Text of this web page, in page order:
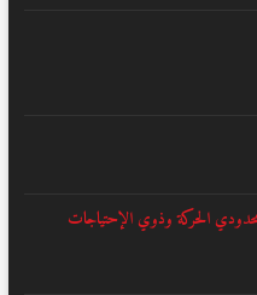
الحركة وذوي الإحتياجات